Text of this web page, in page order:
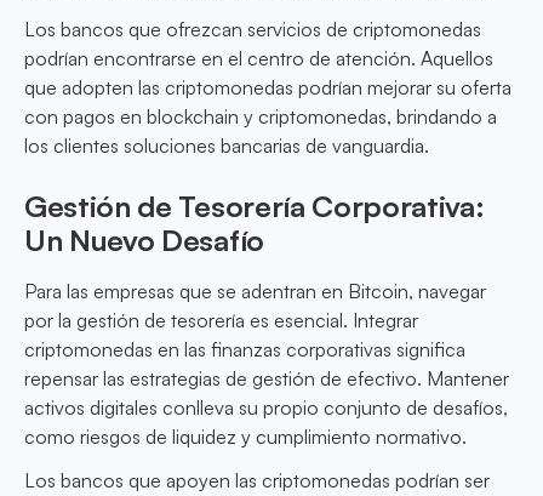
Los bancos que ofrezcan servicios de criptomonedas
podrían encontrarse en el centro de atención. Aquellos
que adopten las criptomonedas podrían mejorar su oferta
con pagos en blockchain y criptomonedas, brindando a
los clientes soluciones bancarias de vanguardia.
Gestión de Tesorería Corporativa:
Un Nuevo Desafío
Para las empresas que se adentran en Bitcoin, navegar
por la gestión de tesorería es esencial. Integrar
criptomonedas en las finanzas corporativas significa
repensar las estrategias de gestión de efectivo. Mantener
activos digitales conlleva su propio conjunto de desafíos,
como riesgos de liquidez y cumplimiento normativo.
Los bancos que apoyen las criptomonedas podrían ser